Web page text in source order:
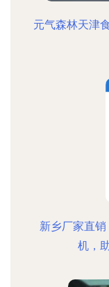
元气森林天津
新乡厂家直
机，